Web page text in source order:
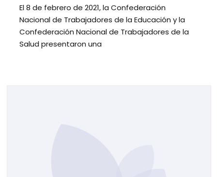
El 8 de febrero de 2021, la Confederación
Nacional de Trabajadores de la Educación y la
Confederación Nacional de Trabajadores de la
Salud presentaron una